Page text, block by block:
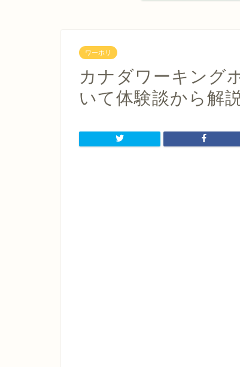
ワーホリ
カナダワーキング
いて体験談から解説